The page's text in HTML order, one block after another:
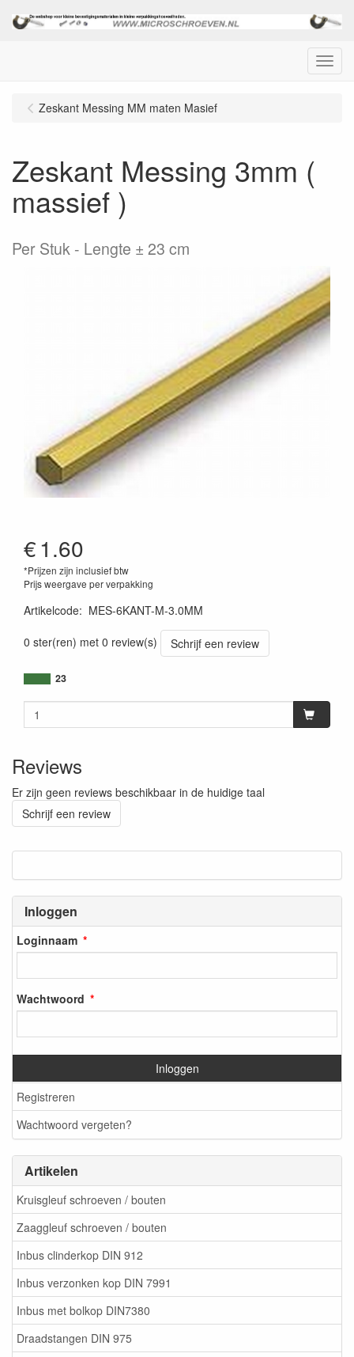
Menu
Inloggen
Loginnaam
Wachtwoord
Inloggen
Registreren
Wachtwoord vergeten?
Artikelen
Kruisgleuf schroeven / bouten
Zaaggleuf schroeven / bouten
Inbus clinderkop DIN 912
Inbus verzonken kop DIN 7991
Inbus met bolkop DIN7380
Draadstangen DIN 975
Zeskant Messing MM maten Masief
Zeskant Messing 3mm (
massief )
Per Stuk Lengte ± 23 cm
€1.60
*Prijzen zijn inclusief btw
Prijs weergave per verpakking
Artikelcode: MES-6KANT-M-3.0MM
0 ster(ren) met 0 review(s)
Schrijf een review
23
Reviews
Er zijn geen reviews beschikbaar in de huidige taal
Schrijf een review